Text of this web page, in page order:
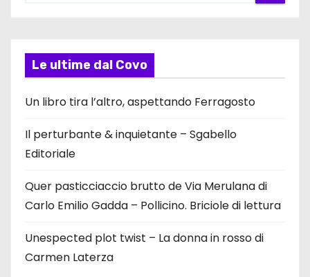
Le ultime dal Covo
Un libro tira l’altro, aspettando Ferragosto
Il perturbante & inquietante – Sgabello
Editoriale
Quer pasticciaccio brutto de Via Merulana di
Carlo Emilio Gadda – Pollicino. Briciole di lettura
Unespected plot twist – La donna in rosso di
Carmen Laterza